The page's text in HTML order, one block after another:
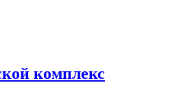
комплекс